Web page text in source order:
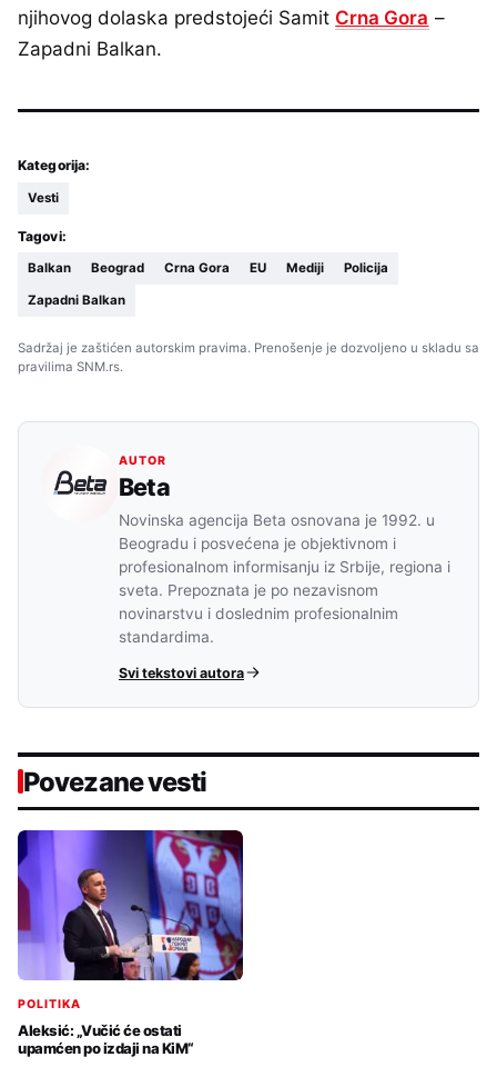
njihovog dolaska predstojeći Samit Crna Gora –
Zapadni Balkan.
Kategorija:
Vesti
Tagovi:
Balkan Beograd Crna Gora EU Mediji Policija
Zapadni Balkan
Sadržaj je zaštićen autorskim pravima. Prenošenje je dozvoljeno u skladu sa
pravilima SNM.rs.
AUTOR
Beta
Novinska agencija Beta osnovana je 1992. u
Beogradu i posvećena je objektivnom i
profesionalnom informisanju iz Srbije, regiona i
sveta. Prepoznata je po nezavisnom
novinarstvu i doslednim profesionalnim
standardima.
Svi tekstovi autora
Povezane vesti
POLITIKA
Aleksić: „Vučić će ostati
upamćen po izdaji na KiM“